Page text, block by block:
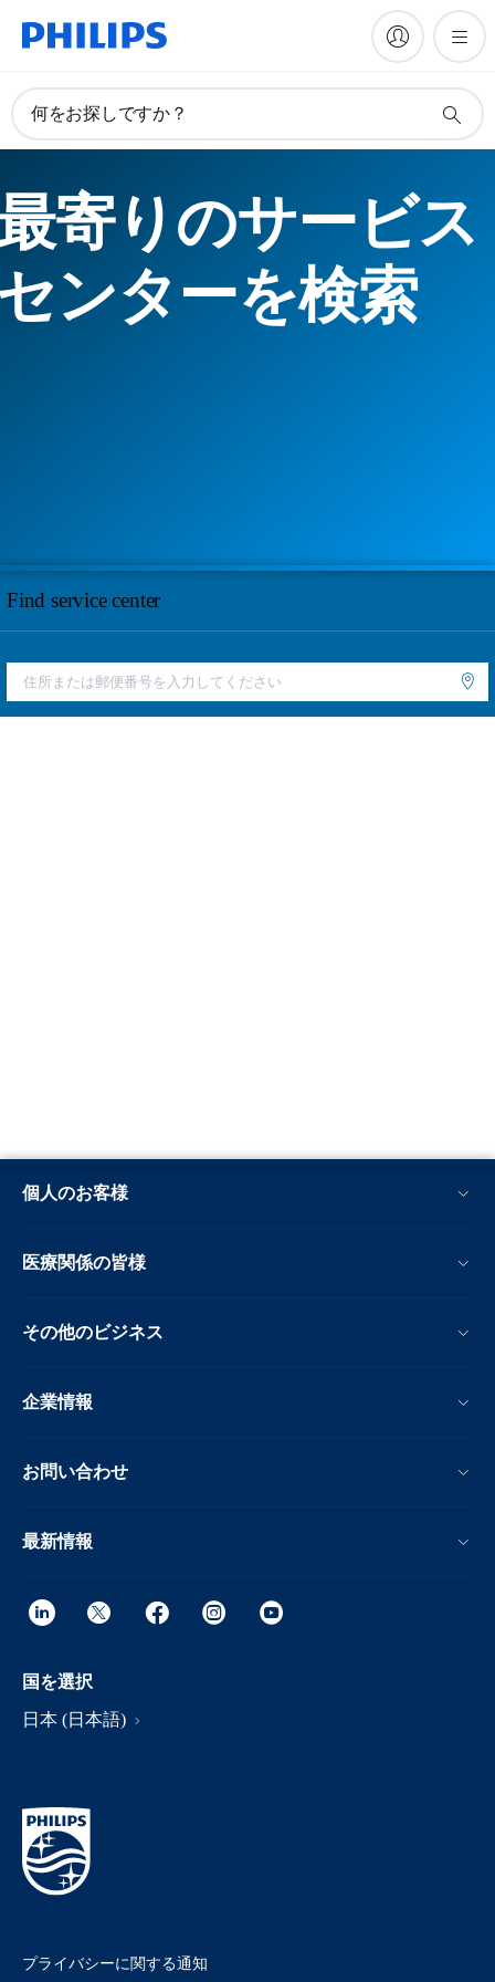
何をお探しですか？
寄りのサービス
ンターを検索
Find service center
個人のお客様
医療関係の皆様
その他のビジネス
企業情報
お問い合わせ
最新情報
国を選択
日本 (日本語)
プライバシーに関する通知